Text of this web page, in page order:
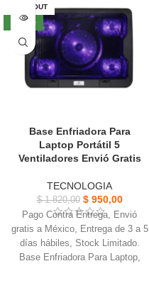
misma marca.
Color: Multicolor, Talla: 8
pulgadas, Material: ABS,
Portable Speakers.
SOLD OUT
NUEVO
Base Enfriadora Para
Laptop Portátil 5
Ventiladores Envió Gratis
TECNOLOGIA
$1.820,00 $950,00
Pago Contra Entrega, Envió
gratis a México, Entrega de 3 a 5
días hábiles, Stock Limitado.
Base Enfriadora Para Laptop,